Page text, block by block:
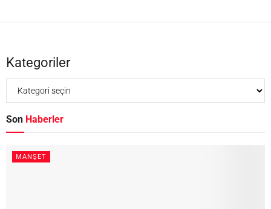
Kategoriler
Son Haberler
MANŞET